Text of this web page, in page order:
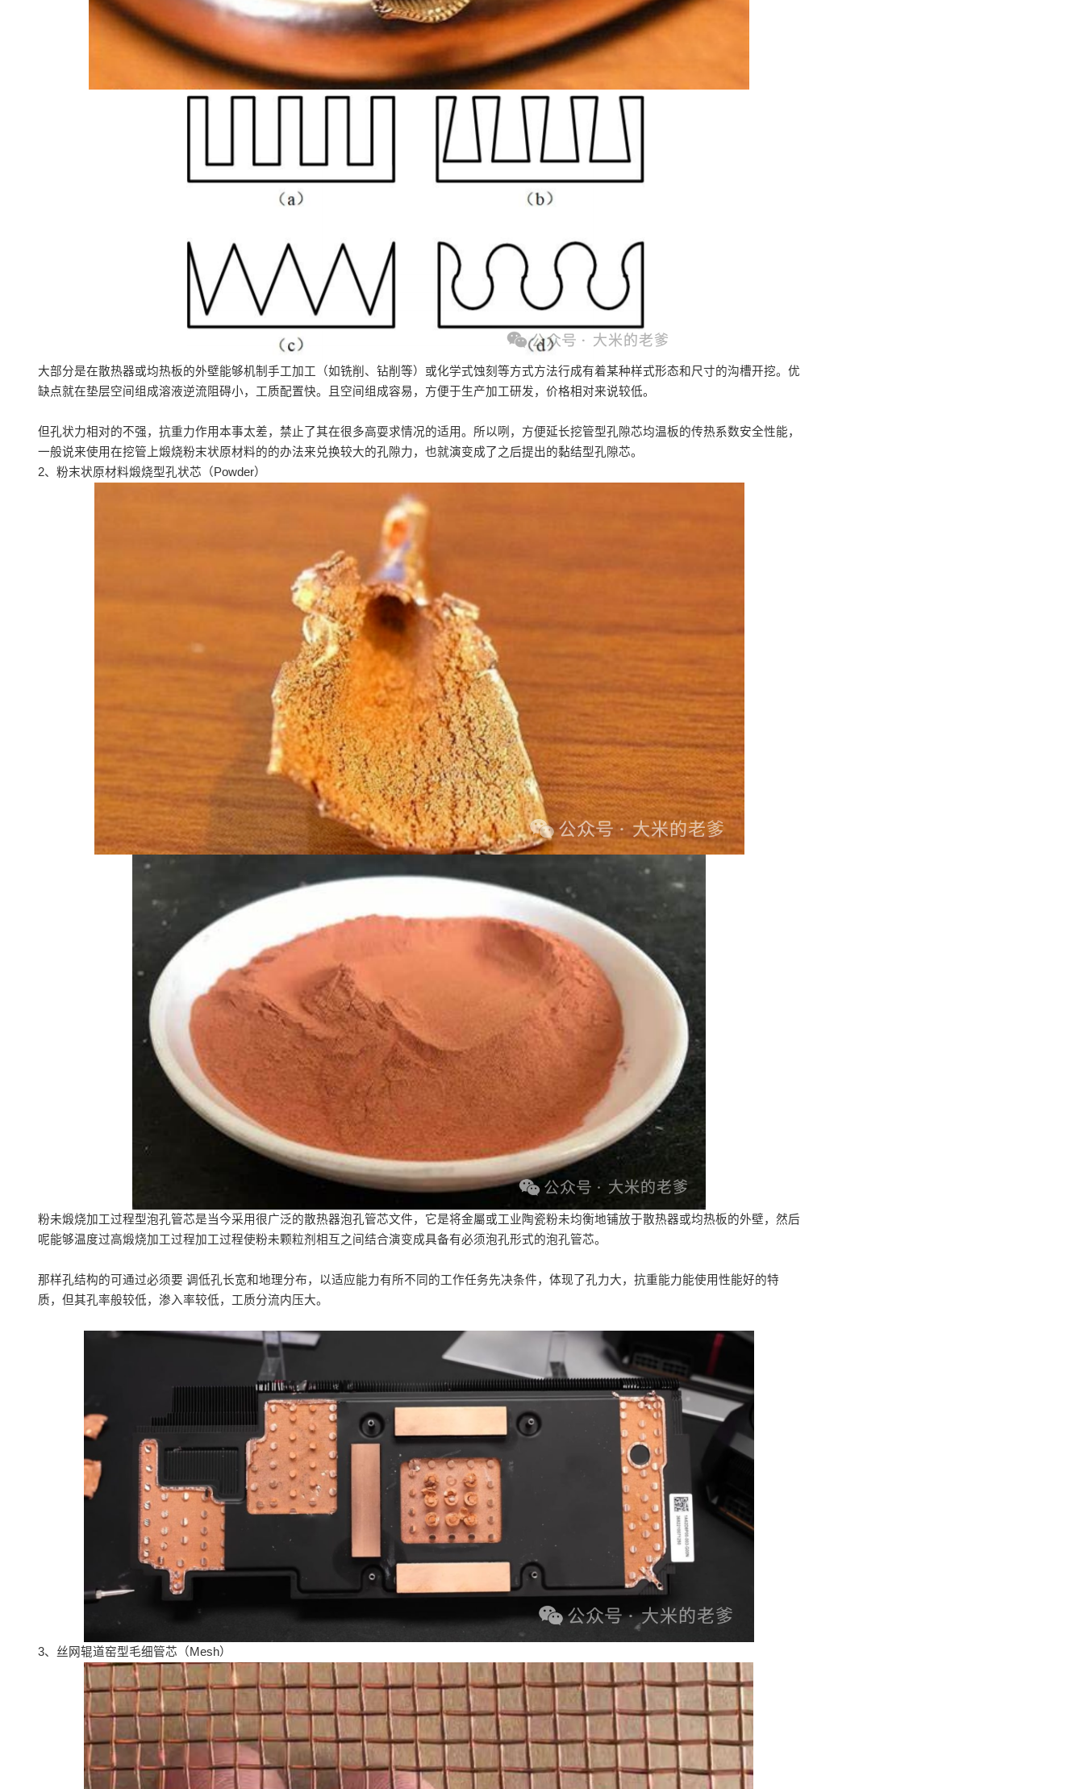
大部分是在散热器或均热板的外壁能够机制手工加工（如铣削、钻削等）或化学式蚀刻等方式方法行成有着某种样式形态和尺寸的沟槽开挖。优
缺点就在垫层空间组成溶液逆流阻碍小，工质配置快。且空间组成容易，方便于生产加工研发，价格相对来说较低。
但孔状力相对的不强，抗重力作用本事太差，禁止了其在很多高耍求情况的适用。所以咧，方便延长挖管型孔隙芯均温板的传热系数安全性能，
一般说来使用在挖管上煅烧粉末状原材料的的办法来兑换较大的孔隙力，也就演变成了之后提出的黏结型孔隙芯。
2、粉末状原材料煅烧型孔状芯（Powder）
粉未煅烧加工过程型泡孔管芯是当今采用很广泛的散热器泡孔管芯文件，它是将金屬或工业陶瓷粉未均衡地铺放于散热器或均热板的外壁，然后
呢能够温度过高煅烧加工过程加工过程使粉未颗粒剂相互之间结合演变成具备有必须泡孔形式的泡孔管芯。
那样孔结构的可通过必须要 调低孔长宽和地理分布，以适应能力有所不同的工作任务先决条件，体现了孔力大，抗重能力能使用性能好的特
质，但其孔率般较低，渗入率较低，工质分流内压大。
3、丝网辊道窑型毛细管芯（Mesh）